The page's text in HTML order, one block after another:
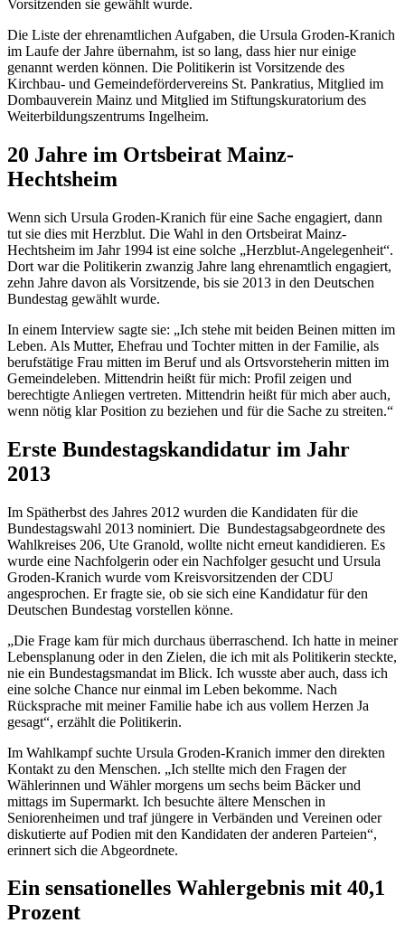
Vorsitzenden sie gewählt wurde.
Die Liste der ehrenamtlichen Aufgaben, die Ursula Groden-Kranich
im Laufe der Jahre übernahm, ist so lang, dass hier nur einige
genannt werden können. Die Politikerin ist Vorsitzende des
Kirchbau- und Gemeindefördervereins St. Pankratius, Mitglied im
Dombauverein Mainz und Mitglied im Stiftungskuratorium des
Weiterbildungszentrums Ingelheim.
20 Jahre im Ortsbeirat Mainz-
Hechtsheim
Wenn sich Ursula Groden-Kranich für eine Sache engagiert, dann
tut sie dies mit Herzblut. Die Wahl in den Ortsbeirat Mainz-
Hechtsheim im Jahr 1994 ist eine solche „Herzblut-Angelegenheit“.
Dort war die Politikerin zwanzig Jahre lang ehrenamtlich engagiert,
zehn Jahre davon als Vorsitzende, bis sie 2013 in den Deutschen
Bundestag gewählt wurde.
In einem Interview sagte sie: „Ich stehe mit beiden Beinen mitten im
Leben. Als Mutter, Ehefrau und Tochter mitten in der Familie, als
berufstätige Frau mitten im Beruf und als Ortsvorsteherin mitten im
Gemeindeleben. Mittendrin heißt für mich: Profil zeigen und
berechtigte Anliegen vertreten. Mittendrin heißt für mich aber auch,
wenn nötig klar Position zu beziehen und für die Sache zu streiten.“
Erste Bundestagskandidatur im Jahr
2013
Im Spätherbst des Jahres 2012 wurden die Kandidaten für die
Bundestagswahl 2013 nominiert. Die Bundestagsabgeordnete des
Wahlkreises 206, Ute Granold, wollte nicht erneut kandidieren. Es
wurde eine Nachfolgerin oder ein Nachfolger gesucht und Ursula
Groden-Kranich wurde vom Kreisvorsitzenden der CDU
angesprochen. Er fragte sie, ob sie sich eine Kandidatur für den
Deutschen Bundestag vorstellen könne.
„Die Frage kam für mich durchaus überraschend. Ich hatte in meiner
Lebensplanung oder in den Zielen, die ich mit als Politikerin steckte,
nie ein Bundestagsmandat im Blick. Ich wusste aber auch, dass ich
eine solche Chance nur einmal im Leben bekomme. Nach
Rücksprache mit meiner Familie habe ich aus vollem Herzen Ja
gesagt“, erzählt die Politikerin.
Im Wahlkampf suchte Ursula Groden-Kranich immer den direkten
Kontakt zu den Menschen. „Ich stellte mich den Fragen der
Wählerinnen und Wähler morgens um sechs beim Bäcker und
mittags im Supermarkt. Ich besuchte ältere Menschen in
Seniorenheimen und traf jüngere in Verbänden und Vereinen oder
diskutierte auf Podien mit den Kandidaten der anderen Parteien“,
erinnert sich die Abgeordnete.
Ein sensationelles Wahlergebnis mit 40,1
Prozent